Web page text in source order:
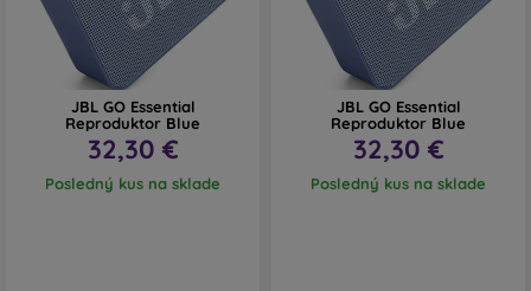
JBL GO Essential
Reproduktor Blue
32,30 €
Posledný kus na sklade
JBL GO Essential
Reproduktor Blue
32,30 €
Posledný kus na sklade